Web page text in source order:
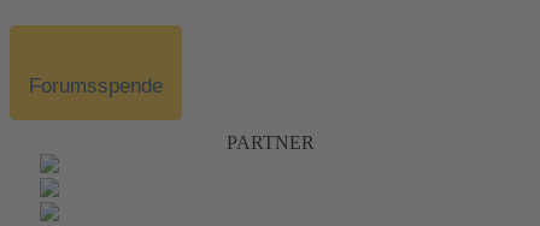
Forumsspende
PARTNER